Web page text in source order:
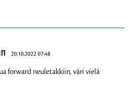
20.10.2022 07:48
forward neuletakkiin, väri vielä